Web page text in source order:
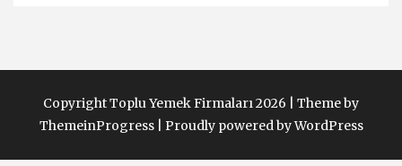
Copyright Toplu Yemek Firmaları 2026 | Theme by
ThemeinProgress| Proudly powered by WordPress